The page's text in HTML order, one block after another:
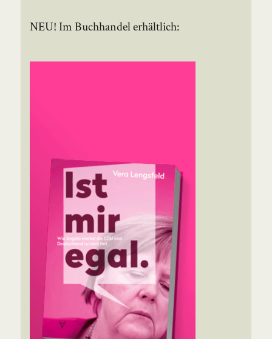
NEU! Im Buchhandel erhältlich: